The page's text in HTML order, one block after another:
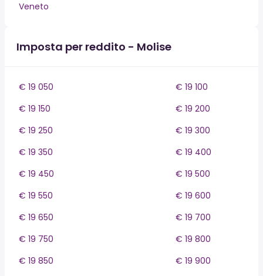
Veneto
Imposta per reddito - Molise
€ 19 050
€ 19 100
€ 19 150
€ 19 200
€ 19 250
€ 19 300
€ 19 350
€ 19 400
€ 19 450
€ 19 500
€ 19 550
€ 19 600
€ 19 650
€ 19 700
€ 19 750
€ 19 800
€ 19 850
€ 19 900